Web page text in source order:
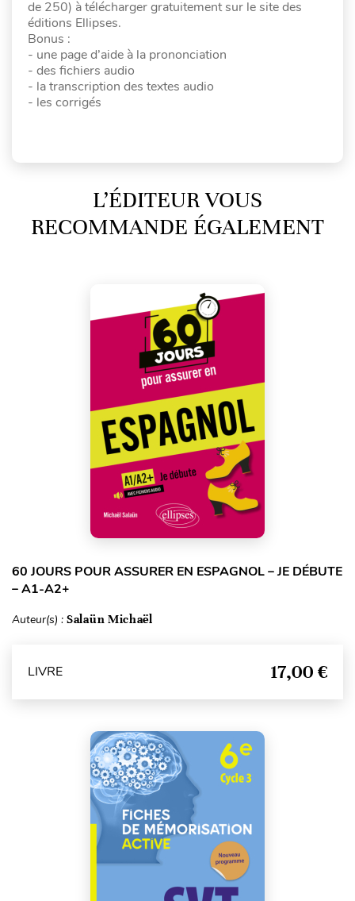
de 250) à télécharger gratuitement sur le site des
éditions Ellipses.
Bonus :
- une page d’aide à la prononciation
- des fichiers audio
- la transcription des textes audio
- les corrigés
L’ÉDITEUR VOUS
RECOMMANDE ÉGALEMENT
60 JOURS POUR ASSURER EN ESPAGNOL – JE DÉBUTE
– A1-A2+
Auteur(s) : Salaün Michaël
LIVRE 17,00 €